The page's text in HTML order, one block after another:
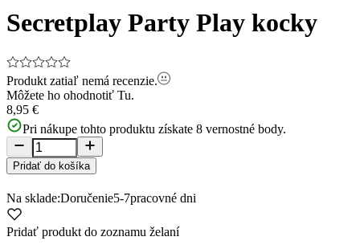
Secretplay Party Play kocky
Produkt zatiaľ nemá recenzie.
Môžete ho ohodnotiť Tu.
8,95 €
Pri nákupe tohto produktu získate 8 vernostné body.
Pridať do košíka
Na sklade:Doručenie5-7pracovné dni
Pridať produkt do zoznamu želaní